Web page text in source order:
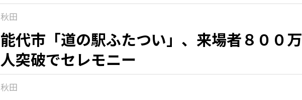
秋田
能代市「道の駅ふたつい」、来場者８００万
人突破でセレモニー
秋田